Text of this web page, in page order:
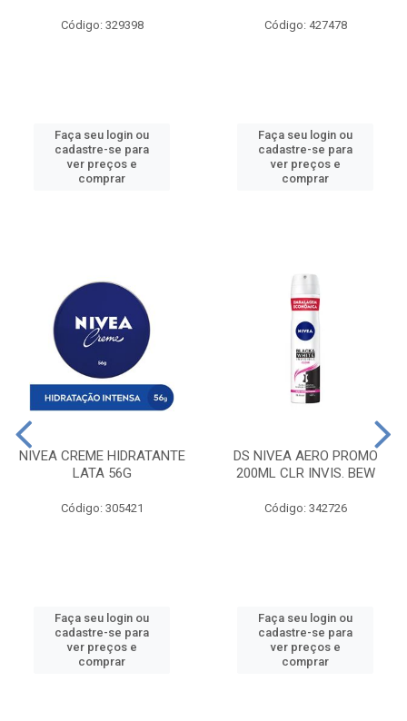
Código: 329398
Faça seu login ou
cadastre-se para
ver preços e
comprar
Código: 427478
Faça seu login ou
cadastre-se para
ver preços e
comprar
NIVEA CREME HIDRATANTE
LATA 56G
Código: 305421
Faça seu login ou
cadastre-se para
ver preços e
comprar
DS NIVEA AERO PROMO
200ML CLR INVIS. BEW
Código: 342726
Faça seu login ou
cadastre-se para
ver preços e
comprar